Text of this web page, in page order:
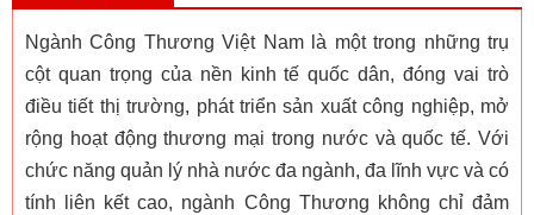
Ngành Công Thương Việt Nam là một trong những trụ
cột quan trọng của nền kinh tế quốc dân, đóng vai trò
điều tiết thị trường, phát triển sản xuất công nghiệp, mở
rộng hoạt động thương mại trong nước và quốc tế. Với
chức năng quản lý nhà nước đa ngành, đa lĩnh vực và có
tính liên kết cao, ngành Công Thương không chỉ đảm